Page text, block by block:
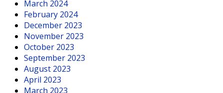
March 2024
February 2024
December 2023
November 2023
October 2023
September 2023
August 2023
April 2023
March 2023